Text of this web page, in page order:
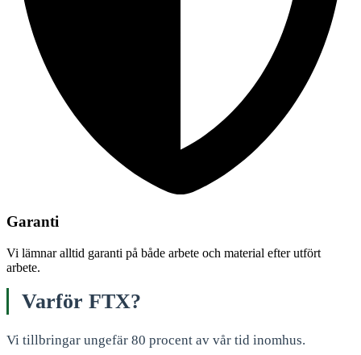
Garanti
Vi lämnar alltid garanti på både arbete och material efter utfört
arbete.
Varför FTX?
Vi tillbringar ungefär 80 procent av vår tid inomhus.